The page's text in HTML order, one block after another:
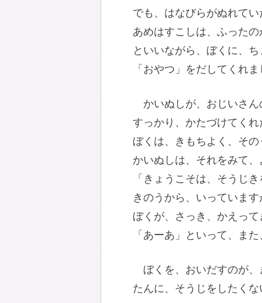
でも、はなびらがぬれて
あめはすこしは、ふった
といいながら、ぼくに、
「おやつ」をだしてくれ
かいぬしが、おじいさ
すっかり、かたづけてくれ
ぼくは、きもちよく、そ
かいぬしは、それをみて
「きょうこそは、そうじ
きのうから、いっています
ぼくが、さっき、かえっ
「あーあ」といって、ま
ぼくを、おいだすのが
たんに、そうじをしたく